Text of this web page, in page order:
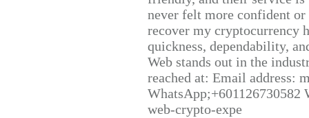
never felt more confident
recover my cryptocurrency
quickness, dependability,
Web stands out in the
reached at: Email address:
web-crypto-expe